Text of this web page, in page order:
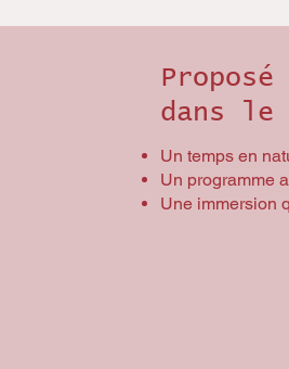
dans le
Un temps en
Un programme
Une immersion